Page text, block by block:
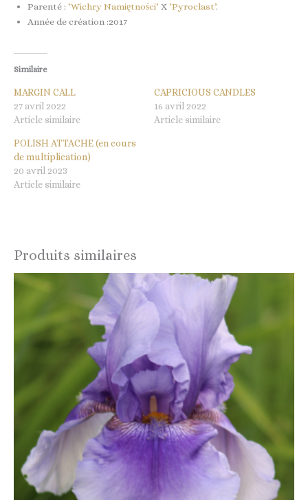
Parenté : ‘Wichry Namiętności’ X ‘Pyroclast’.
Année de création :2017
Similaire
MARGIN CALL
27 avril 2022
Article similaire
CAPRICIOUS CANDLES
16 avril 2022
Article similaire
POLISH ATTACHE (en cours
de multiplication)
20 avril 2023
Article similaire
Produits similaires